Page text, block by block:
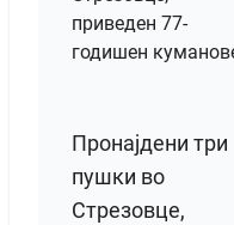
Пронајдени три
пушки во
Стрезовце,